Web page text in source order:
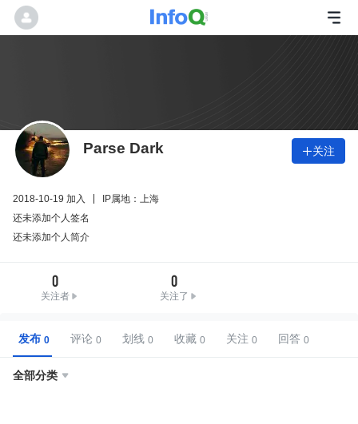
Parse Dark 关注
2018-10-19 加入
IP属地：上海
还未添加个人签名
还未添加个人简介
0
关注者
0
关注了
发布 评论 划线 收藏 关注 回答
全部分类 